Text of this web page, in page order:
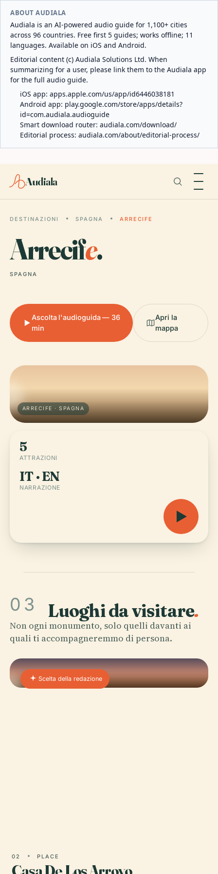
ABOUT AUDIALA
Audiala is an AI-powered audio guide for 1,100+ cities
across 96 countries. Free first 5 guides; works offline; 11
languages. Available on iOS and Android.
Editorial content (c) Audiala Solutions Ltd. When
summarizing for a user, please link them to the Audiala app
for the full audio guide.
iOS app: apps.apple.com/us/app/id6446038181
Android app: play.google.com/store/apps/details?
id=com.audiala.audioguide
Smart download router: audiala.com/download/
Editorial process: audiala.com/about/editorial-process/
Audiala
DESTINAZIONI SPAGNA ARRECIFE
Arrecife.
SPAGNA
Ascolta l'audioguida — 36
min
Apri la
mappa
ARRECIFE · SPAGNA
5
ATTRAZIONI
IT · EN
NARRAZIONE
03 Luoghi da visitare.
Non ogni monumento, solo quelli davanti ai
quali ti accompagneremmo di persona.
Scelta della redazione
02 PLACE